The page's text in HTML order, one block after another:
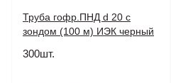
Труба гофр.ПНД d 20 с
зондом (100 м) ИЭК черный
300шт.